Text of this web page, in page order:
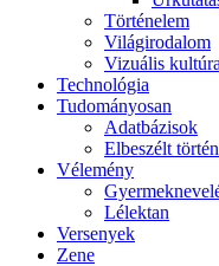
Történelem
Világirodalom
Vizuális kultúra
Technológia
Tudományosan
Adatbázisok
Elbeszélt
Vélemény
Lélektan
Versenyek
Zene